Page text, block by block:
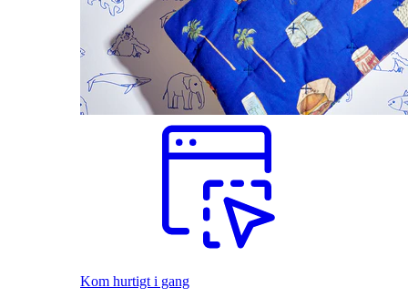
Kom hurtigt i gang